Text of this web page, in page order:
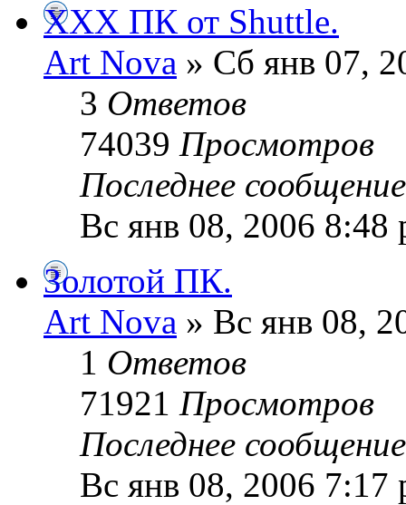
XXX ПК от Shuttle.
Art Nova » Сб янв 07,
3 Ответов
74039 Просмотров
Последнее
Вс янв 08, 2006 8:48
Золотой ПК.
Art Nova » Вс янв 08,
1 Ответов
71921 Просмотров
Последнее
Вс янв 08, 2006 7:17